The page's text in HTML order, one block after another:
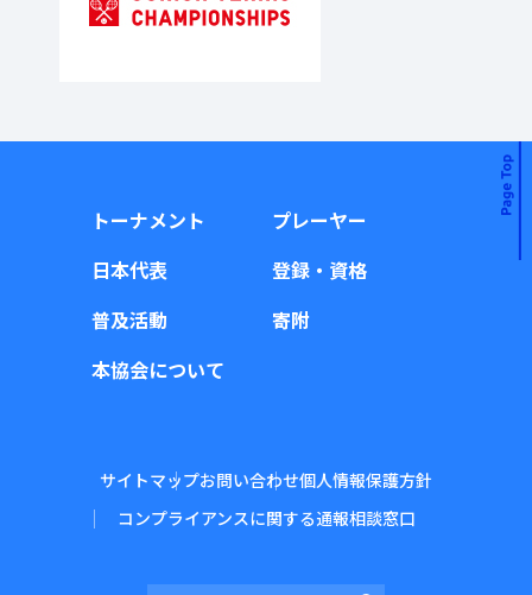
トーナメント
プレーヤー
日本代表
登録・資格
普及活動
寄附
本協会について
サイトマップお問い合わせ個人情報保護方針
コンプライアンスに関する通報相談窓口